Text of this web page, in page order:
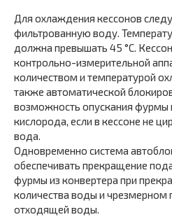
Для охлаждения кессонов
фильтрованную воду.
должна превышать 45 °С.
контрольно-измерительной
количеством и температурой
также автоматической
возможность опускания фурмы
кислорода, если в кессоне не
вода.
Одновременно система
обеспечивать прекращение
фурмы из конвертера при
количества воды и
отходящей воды.